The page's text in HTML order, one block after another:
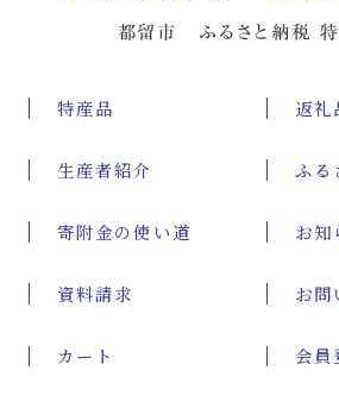
特産品 返礼
生産者紹介 ふる
寄附金の使い道 お知
資料請求 お問
カート 会員